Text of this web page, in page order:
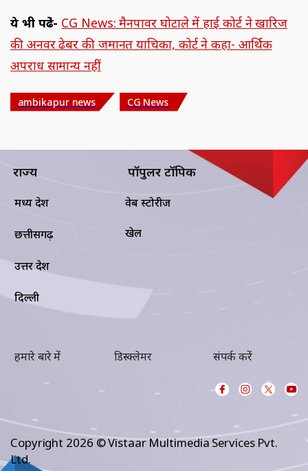
ये भी पढे़ं- CG News: मैनपावर घोटाले में हाई कोर्ट ने खारिज
की अनवर ढेबर की जमानत याचिका, कोर्ट ने कहा- आर्थिक
अपराध सामान्‍य नहीं
ambikapur news CG News
राज्य
मध्य प्रदेश
छत्तीसगढ़
उत्तर प्रदेश
दिल्ली
पॉपुलर टॉपिक
वेब स्टोरीज
खेल
हमारे बारे में डिस्क्लेमर संपर्क करें
Copyright 2026 © Vistaar Multimedia Services Pvt.
Ltd.